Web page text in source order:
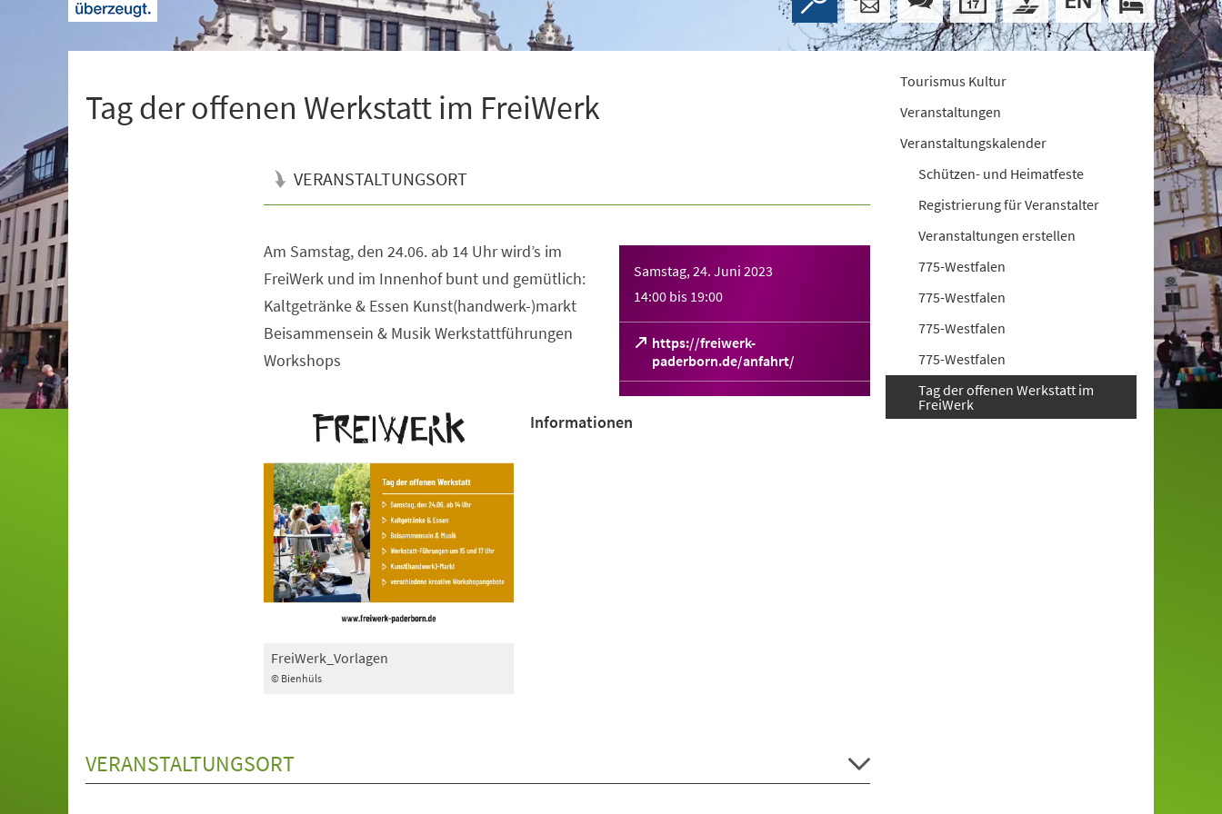
Tag der offenen Werkstatt im FreiWerk
VERANSTALTUNGSORT
Samstag, 24. Juni 2023
14:00 bis 19:00
https://freiwerk-
paderborn.de/anfahrt/
(Öffnet
in
einem
Am Samstag, den 24.06. ab 14 Uhr wird’s im
FreiWerk und im Innenhof bunt und gemütlich:
Kaltgetränke & Essen Kunst(handwerk-)markt
Beisammensein & Musik Werkstattführungen
Workshops
© Bienhüls
FreiWerk_Vorlagen
Informationen
VERANSTALTUNGSORT
Tourismus Kultur
Veranstaltungen
Veranstaltungskalender
Schützen- und Heimatfeste
Registrierung für Veranstalter
Veranstaltungen erstellen
775-Westfalen
775-Westfalen
775-Westfalen
775-Westfalen
Tag der offenen Werkstatt im
FreiWerk